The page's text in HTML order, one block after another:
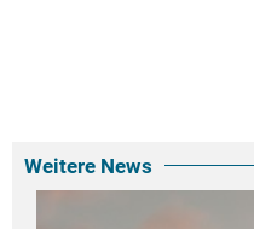
Weitere News